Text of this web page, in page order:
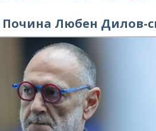
Почина Любен Дилов-